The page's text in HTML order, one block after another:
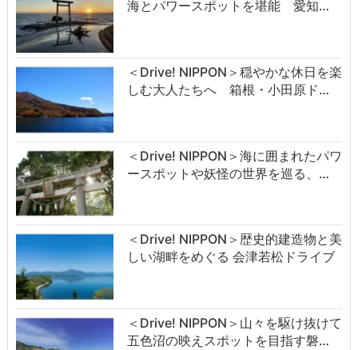
海とパワースポットを堪能 愛知…
＜Drive! NIPPON＞穏やかな休日を楽
しむ大人たちへ 箱根・小田原ド…
＜Drive! NIPPON＞海に囲まれたパワ
ースポットや妖怪の世界を巡る、…
＜Drive! NIPPON＞歴史的建造物と美
しい湖畔をめぐる 会津若松ドライブ
＜Drive! NIPPON＞山々を駆け抜けて
五色沼の映えスポットを目指す磐…